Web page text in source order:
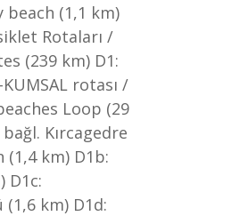
(1,1 km)
Rotaları /
(239 km) D1:
rotası /
Loop (29
Kırcagedre
km) D1b:
D1c:
km) D1d: